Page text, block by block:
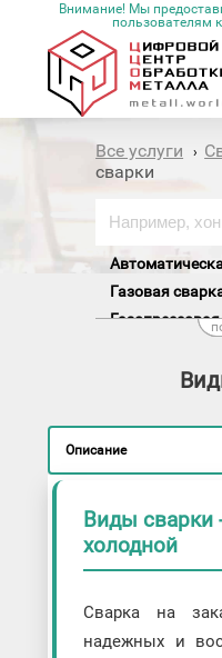
Внимание! Мы
пользователям
Все услуги ›
сварки
Газовая
Кузнечная
Лазерная
Пайка
Плазменная
Ручная
электродом
Описание
Виды сварки
холодной
Сварка на
надежных и